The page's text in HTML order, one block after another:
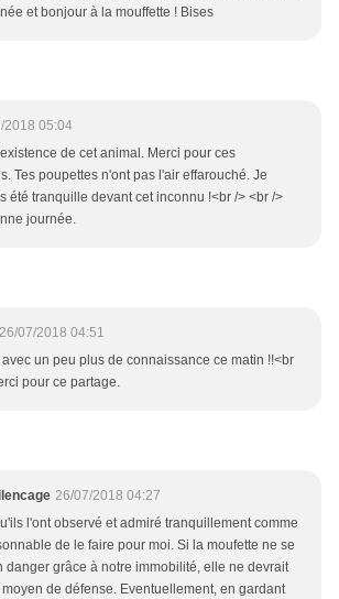
et bonjour à la mouffette ! Bises
2018 05:04
de cet animal. Merci pour ces
Tes poupettes n'ont pas l'air effarouché. Je
été tranquille devant cet inconnu !<br /> <br />
journée.
26/07/2018 04:51
un peu plus de connaissance ce matin !!<br
pour ce partage.
26/07/2018 04:27
l'ont observé et admiré tranquillement comme
de le faire pour moi. Si la moufette ne se
danger grâce à notre immobilité, elle ne devrait
de défense. Eventuellement, en gardant